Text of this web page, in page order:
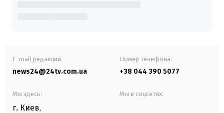
E-mail редакции
news24@24tv.com.ua
Номер телефона:
+38 044 390 5077
Мы здесь:
г. Киев,
Мы в соцсетях: